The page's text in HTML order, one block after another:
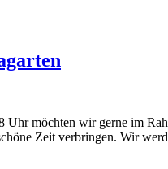
möchten wir gerne im
Zeit verbringen. Wir